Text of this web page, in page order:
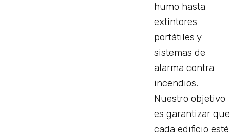
humo hasta
extintores
portátiles y
sistemas de
alarma contra
incendios.
Nuestro objetivo
es garantizar que
cada edificio esté